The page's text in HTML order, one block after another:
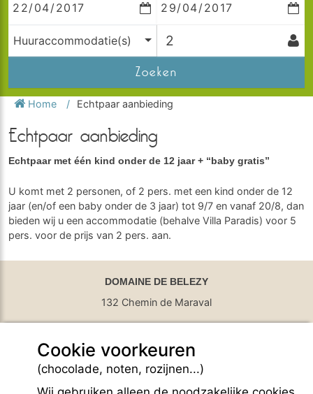
Huuraccommodatie(s)
Zoeken
Home Echtpaar aanbieding
Echtpaar aanbieding
Echtpaar met één kind onder de 12 jaar + “baby gratis”
U komt met 2 personen, of 2 pers. met een kind onder de 12
jaar (en/of een baby onder de 3 jaar) tot 9/7 en vanaf 20/8, dan
bieden wij u een accommodatie (behalve Villa Paradis) voor 5
pers. voor de prijs van 2 pers. aan.
DOMAINE DE BELEZY
132 Chemin de Maraval
GPS Latitude : 44.130661010742187
GPS Longitude : 5.1876931190490723
E-mail :belezy@libranoo.com
Tél : +33(0)4 90 65 60 18
Cookie voorkeuren
(chocolade, noten, rozijnen...)